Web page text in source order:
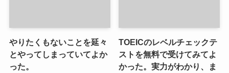
やりたくもないことを延々
とやってしまっていてよか
った。
TOEICのレベルチェックテ
ストを無料で受けてみてよ
かった。実力がわかり、ま